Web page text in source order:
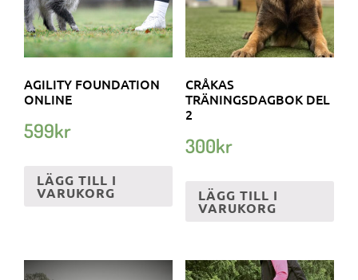
AGILITY FOUNDATION
ONLINE
599kr
LÄGG TILL I
VARUKORG
CRÅKAS
TRÄNINGSDAGBOK DEL
2
300kr
LÄGG TILL I
VARUKORG